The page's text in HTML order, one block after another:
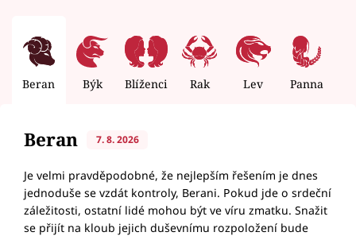
Beran Býk Blíženci Rak Lev Panna
Beran 7. 8. 2026
Je velmi pravděpodobné, že nejlepším řešením je dnes
jednoduše se vzdát kontroly, Berani. Pokud jde o srdeční
záležitosti, ostatní lidé mohou být ve víru zmatku. Snažit
se přijít na kloub jejich duševnímu rozpoložení bude